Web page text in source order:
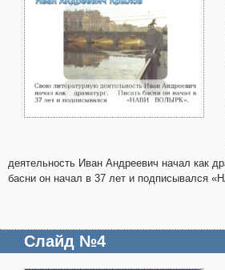
деятельность Иван Андреевич начал как
басни он начал в 37 лет и подписывался
Слайд №4